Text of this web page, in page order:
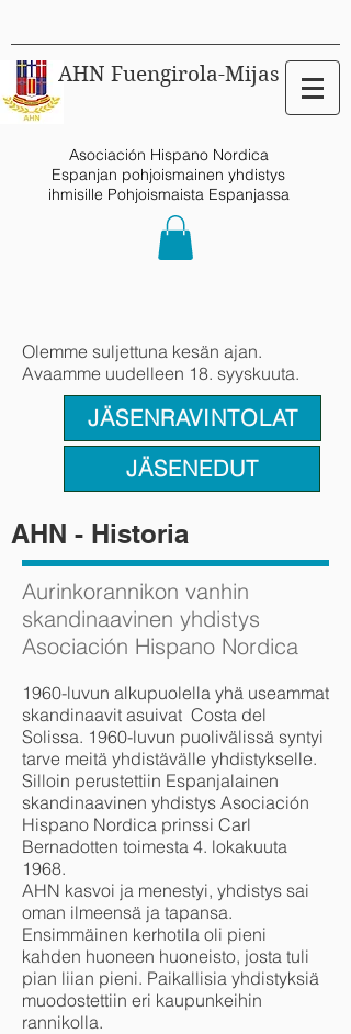
AHN Fuengirola-Mijas
Asociación Hispano Nordica
Espanjan pohjoismainen yhdistys
ihmisille Pohjoismaista Espanjassa
Olemme suljettuna kesän ajan.
Avaamme uudelleen 18. syyskuuta.
JÄSENRAVINTOLAT
JÄSENEDUT
AHN - Historia
Aurinkorannikon vanhin
skandinaavinen yhdistys
Asociación Hispano Nordica
1960-luvun alkupuolella yhä useammat
skandinaavit asuivat Costa del
Solissa. 1960-luvun puolivälissä syntyi
tarve meitä yhdistävälle yhdistykselle.
Silloin perustettiin Espanjalainen
skandinaavinen yhdistys Asociación
Hispano Nordica prinssi Carl
Bernadotten toimesta 4. lokakuuta
1968.
AHN kasvoi ja menestyi, yhdistys sai
oman ilmeensä ja tapansa.
Ensimmäinen kerhotila oli pieni
kahden huoneen huoneisto, josta tuli
pian liian pieni. Paikallisia yhdistyksiä
muodostettiin eri kaupunkeihin
rannikolla.